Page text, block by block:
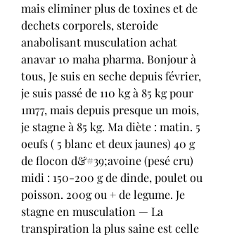
mais eliminer plus de toxines et de
dechets corporels, steroide
anabolisant musculation achat
anavar 10 maha pharma. Bonjour à
tous, Je suis en seche depuis février,
je suis passé de 110 kg à 85 kg pour
1m77, mais depuis presque un mois,
je stagne à 85 kg. Ma diète : matin. 5
oeufs ( 5 blanc et deux jaunes) 40 g
de flocon d&#39;avoine (pesé cru)
midi : 150-200 g de dinde, poulet ou
poisson. 200g ou + de legume. Je
stagne en musculation — La
transpiration la plus saine est celle